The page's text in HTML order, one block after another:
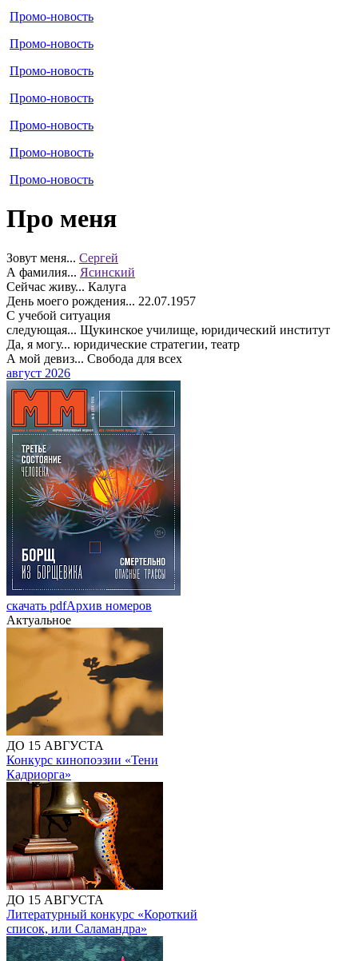
Промо-новость
Промо-новость
Промо-новость
Промо-новость
Промо-новость
Промо-новость
Промо-новость
Про меня
Зовут меня... Сергей
А фамилия... Ясинский
Сейчас живу... Калуга
День моего рождения... 22.07.1957
С учебой ситуация
следующая... Щукинское училище, юридический институт
Да, я могу... юридические стратегии, театр
А мой девиз... Свобода для всех
август 2026
скачать pdfАрхив номеров
Актуальное
ДО 15 АВГУСТА
Конкурс кинопоэзии «Тени
Кадриорга»
ДО 15 АВГУСТА
Литературный конкурс «Короткий
список, или Саламандра»